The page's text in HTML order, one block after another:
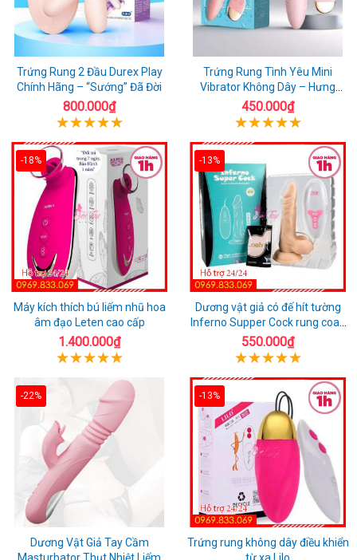
Trứng Rung 2 Đầu Durex Play
Chính Hãng – “Sướng” Đã Đời
800.000₫
Trứng Rung Tình Yêu Mini
Vibrator Không Dây – Hưng
Phấn Mọi Nơi
450.000₫
-18%
Máy kích thích bú liếm nhũ hoa
âm đạo Leten cao cấp
1.400.000₫
-13%
Dương vật giả có đế hít tường
Inferno Supper Cock rung coay
7 chế độ
550.000₫
-22%
Dương Vật Giả Tay Cầm
Masturbator Thụt Nhiệt Liếm
-13%
Trứng rung không dây điều khiển
từ xa Lilo